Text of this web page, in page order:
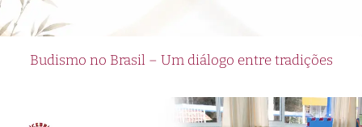
Budismo no Brasil – Um diálogo entre tradições